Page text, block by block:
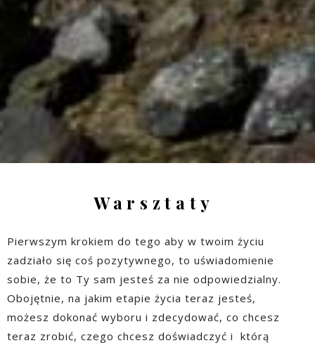
Warsztaty
Pierwszym krokiem do tego aby w twoim życiu
zadziało się coś pozytywnego, to uświadomienie
sobie, że to Ty sam jesteś za nie odpowiedzialny.
Obojętnie, na jakim etapie życia teraz jesteś,
możesz dokonać wyboru i zdecydować, co chcesz
teraz zrobić, czego chcesz doświadczyć i którą